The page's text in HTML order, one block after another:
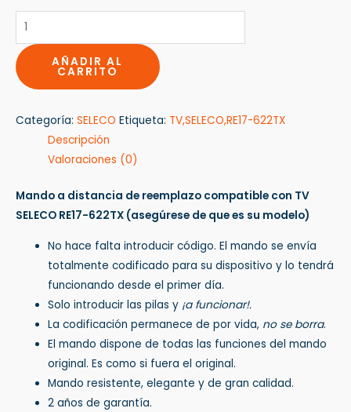
AÑADIR AL
CARRITO
Categoría: SELECO Etiqueta: TV,SELECO,RE17-622TX
Descripción
Valoraciones (0)
Mando a distancia de reemplazo compatible con TV
SELECO RE17-622TX (asegúrese de que es su modelo)
No hace falta introducir código. El mando se envía
totalmente codificado para su dispositivo y lo tendrá
funcionando desde el primer día.
Solo introducir las pilas y ¡a funcionar!.
La codificación permanece de por vida, no se borra.
El mando dispone de todas las funciones del mando
original. Es como si fuera el original.
Mando resistente, elegante y de gran calidad.
2 años de garantía.